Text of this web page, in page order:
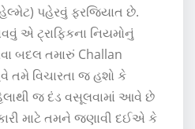
પહેરવું ફરજિયાત છે.
એ ટ્રાફિકના નિયમોનું
બદલ તમારું Challan
તમે વિચારતા જ હશો કે
જ દંડ વસૂલવામાં આવે છે
માટે તમને જણાવી દઈએ કે